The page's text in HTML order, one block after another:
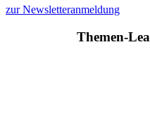
zur Newsletteranmeldung
Themen-